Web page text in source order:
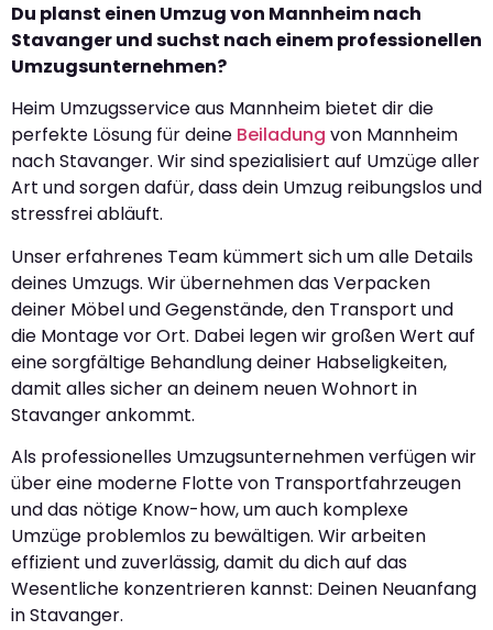
Du planst einen Umzug von Mannheim nach
Stavanger und suchst nach einem professionellen
Umzugsunternehmen?
Heim Umzugsservice aus Mannheim bietet dir die
perfekte Lösung für deine Beiladung von Mannheim
nach Stavanger. Wir sind spezialisiert auf Umzüge aller
Art und sorgen dafür, dass dein Umzug reibungslos und
stressfrei abläuft.
Unser erfahrenes Team kümmert sich um alle Details
deines Umzugs. Wir übernehmen das Verpacken
deiner Möbel und Gegenstände, den Transport und
die Montage vor Ort. Dabei legen wir großen Wert auf
eine sorgfältige Behandlung deiner Habseligkeiten,
damit alles sicher an deinem neuen Wohnort in
Stavanger ankommt.
Als professionelles Umzugsunternehmen verfügen wir
über eine moderne Flotte von Transportfahrzeugen
und das nötige Know-how, um auch komplexe
Umzüge problemlos zu bewältigen. Wir arbeiten
effizient und zuverlässig, damit du dich auf das
Wesentliche konzentrieren kannst: Deinen Neuanfang
in Stavanger.